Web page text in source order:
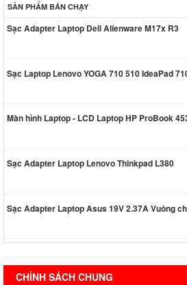
SẢN PHẨM BÁN CHẠY
Sạc Adapter Laptop Dell Alienware M17x R3
Sạc Laptop Lenovo YOGA 710 510 IdeaPad
Màn hình Laptop - LCD Laptop HP ProBook
Sạc Adapter Laptop Lenovo Thinkpad L380
Sạc Adapter Laptop Asus 19V 2.37A Vuông
hermes handbags outlet online
CHÍNH SÁCH CHUNG